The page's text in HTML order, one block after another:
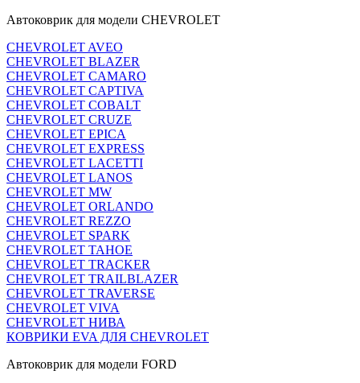
Автоковрик для модели CHEVROLET
CHEVROLET AVEO
CHEVROLET BLAZER
CHEVROLET CAMARO
CHEVROLET CAPTIVA
CHEVROLET COBALT
CHEVROLET CRUZE
CHEVROLET EPICA
CHEVROLET EXPRESS
CHEVROLET LACETTI
CHEVROLET LANOS
CHEVROLET MW
CHEVROLET ORLANDO
CHEVROLET REZZO
CHEVROLET SPARK
CHEVROLET TAHOE
CHEVROLET TRACKER
CHEVROLET TRAILBLAZER
CHEVROLET TRAVERSE
CHEVROLET VIVA
CHEVROLET НИВА
КОВРИКИ EVA ДЛЯ CHEVROLET
Автоковрик для модели FORD